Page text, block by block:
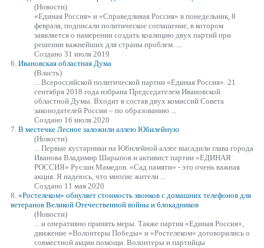
(Новости)
«Единая Россия» и «Справедливая Россия» в понедельник, 8
февраля, подписали политическое соглашение, в котором
заявляется о намерении создать коалицию двух партий при
решении важнейших для страны проблем. ...
Создано 31 июля 2019
6. Ивановская областная Дума
(Власть)
... Всероссийской политической партии «Единая Россия». 21
сентября 2018 года избрана Председателем Ивановской
областной Думы. Входит в состав двух комиссий Совета
законодателей России – по образованию ...
Создано 16 июля 2020
7. В местечке Лесное заложили аллею Юбилейную
(Новости)
... Первые кустарники на Юбилейной аллее высадили глава города
Иванова Владимир Шарыпов и активист партии «ЕДИНАЯ
РОССИЯ» Руслан Мамедов. «Сад памяти» - это очень важная
акция. Я надеюсь, что многие жители ...
Создано 11 мая 2020
8. «Ростелеком» обнуляет стоимость звонков с домашних телефонов для
ветеранов Великой Отечественной войны и блокадников
(Новости)
... и оперативно принять меры. Также партия «Единая Россия»,
движение «Волонтеры Победы» и «Ростелеком» договорились о
совместной акции помощи. Волонтеры и партийцы